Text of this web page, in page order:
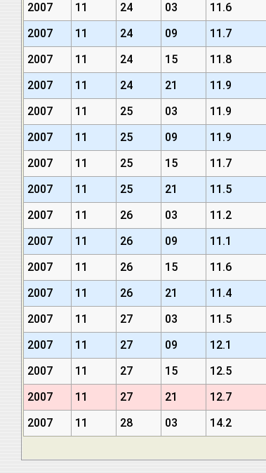
2007
11 24 03 11.6
2007
11 24 09 11.7
2007
11 24 15 11.8
2007
11 24 21 11.9
2007
11 25 03 11.9
2007
11 25 09 11.9
2007
11 25 15 11.7
2007
11 25 21 11.5
2007
11 26 03 11.2
2007
11 26 09 11.1
2007
11 26 15 11.6
2007
11 26 21 11.4
2007
11 27 03 11.5
2007
11 27 09 12.1
2007
11 27 15 12.5
2007
11 27 21 12.7
2007
11 28 03 14.2